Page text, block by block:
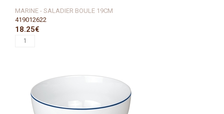
MARINE - SALADIER BOULE 19CM
419012622
18.25€